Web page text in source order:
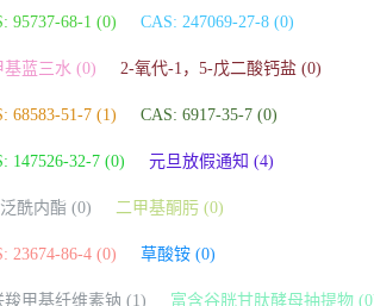
95737-68-1 (0) CAS: 247069-27-8 (0)
基蓝三水 (0) 2-氧代-1，5-戊二酸钙盐 (0)
68583-51-7 (1) CAS: 6917-35-7 (0)
147526-32-7 (0) 元旦放假通知 (4)
酰内酯 (0) 二甲基酮肟 (0)
23674-86-4 (0) 草酸铵 (0)
羧甲基纤维素钠 (1) 富含谷胱甘肽酵母抽提物